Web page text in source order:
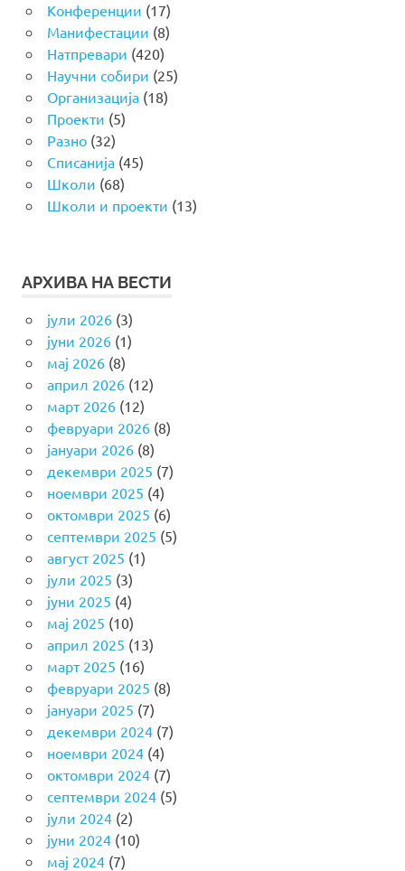
Конференции (17)
Манифестации (8)
Натпревари (420)
Научни собири (25)
Организација(18)
Проекти (5)
Разно(32)
Списанија(45)
Школи (68)
Школи и проекти (13)
АРХИВА НА ВЕСТИ
јули 2026(3)
јуни 2026(1)
мај 2026(8)
април 2026(12)
март 2026(12)
февруари 2026(8)
јануари 2026(8)
декември 2025 (7)
ноември 2025 (4)
октомври 2025 (6)
септември 2025 (5)
август 2025 (1)
јули 2025 (3)
јуни 2025 (4)
мај 2025 (10)
април 2025 (13)
март 2025 (16)
февруари 2025 (8)
јануари 2025 (7)
декември 2024(7)
ноември 2024(4)
октомври 2024(7)
септември 2024(5)
јули 2024(2)
јуни 2024(10)
мај 2024(7)